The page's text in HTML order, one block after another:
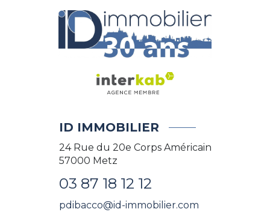
ID IMMOBILIER
24 Rue du 20e Corps Américain
57000 Metz
03 87 18 12 12
pdibacco@id-immobilier.com